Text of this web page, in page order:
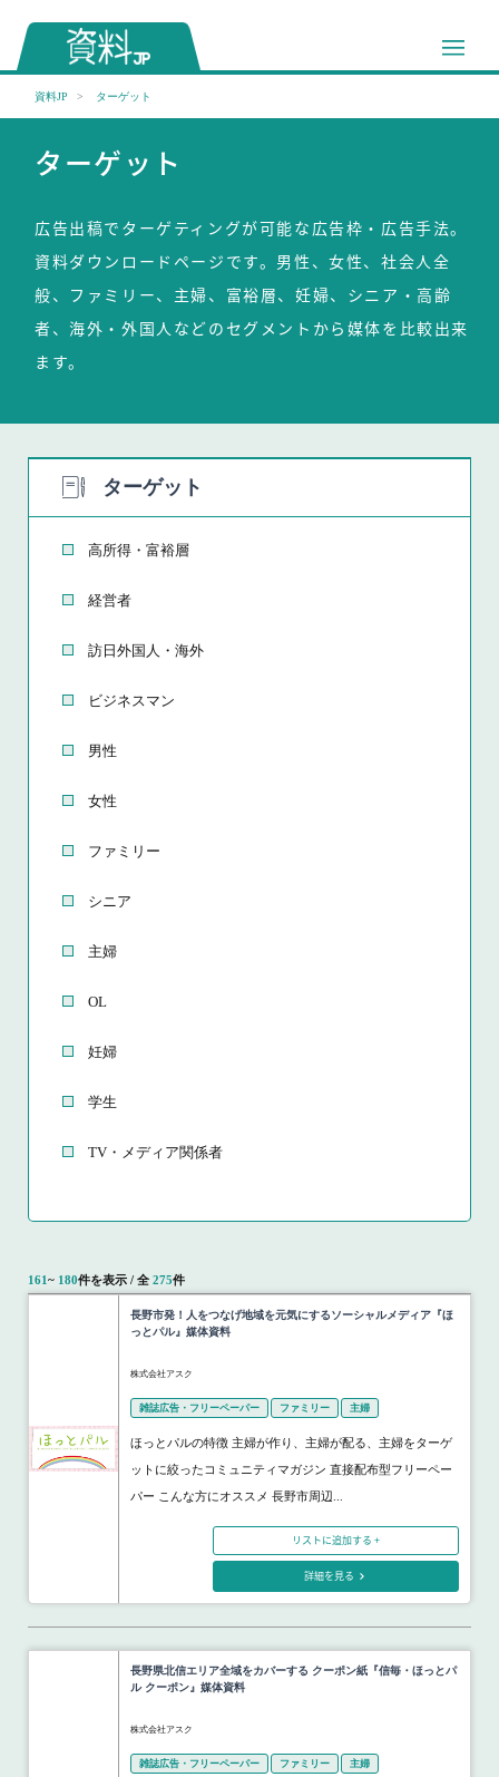
資料JP ターゲット
ターゲット
広告出稿でターゲティングが可能な広告枠・広告手法。
資料ダウンロードページです。男性、女性、社会人全
般、ファミリー、主婦、富裕層、妊婦、シニア・高齢
者、海外・外国人などのセグメントから媒体を比較出来
ます。
ターゲット
高所得・富裕層
経営者
訪日外国人・海外
ビジネスマン
男性
女性
ファミリー
シニア
主婦
OL
妊婦
学生
TV・メディア関係者
161~ 180件を表示 / 全 275件
長野市発！人をつなげ地域を元気にするソーシャルメディア『ほ
っとパル』媒体資料
株式会社アスク
雑誌広告・フリーペーパー ファミリー 主婦
ほっとパルの特徴 主婦が作り、主婦が配る、主婦をターゲ
ットに絞ったコミュニティマガジン 直接配布型フリーペー
パー こんな方にオススメ 長野市周辺...
リストに追加する +
詳細を見る
長野県北信エリア全域をカバーする クーポン紙『信毎・ほっとパ
ル クーポン』媒体資料
株式会社アスク
雑誌広告・フリーペーパー ファミリー 主婦